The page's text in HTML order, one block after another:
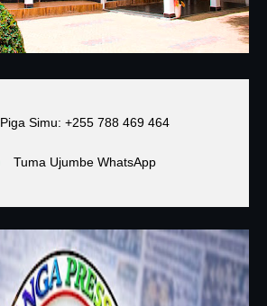
Piga Simu: +255 788 469 464
Tuma Ujumbe WhatsApp